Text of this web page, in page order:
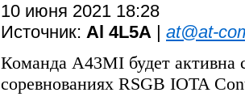
10 июня 2021 18:28
Источник: Al 4L5A
at@at-
Команда A43MI будет
соревнованиях RSGB IOTA